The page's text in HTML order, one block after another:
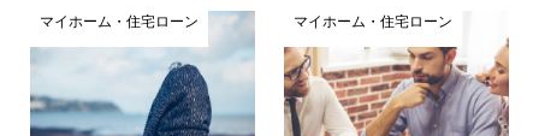
マイホーム・住宅ローン マイホーム・住宅ローン